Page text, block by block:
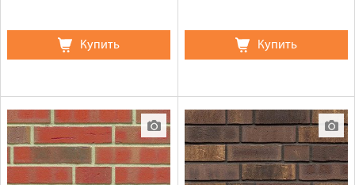
Купить Купить